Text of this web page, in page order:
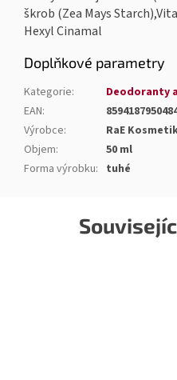
škrob (Zea Mays
Hexyl Cinamal
Doplňkové parametry
Kategorie:
Deodoranty
EAN:
Výrobce:
RaE
Objem:
50 ml
Forma výrobku: tuhé